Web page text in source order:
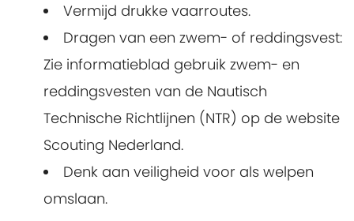
Vermijd drukke vaarroutes.
Dragen van een zwem- of reddingsvest:
Zie informatieblad gebruik zwem- en
reddingsvesten van de Nautisch
Technische Richtlijnen (NTR) op de website
Scouting Nederland.
Denk aan veiligheid voor als welpen
omslaan.